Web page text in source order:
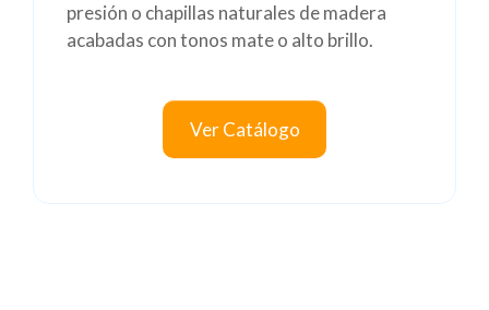
presión o chapillas naturales de madera
acabadas con tonos mate o alto brillo.
Ver Catálogo